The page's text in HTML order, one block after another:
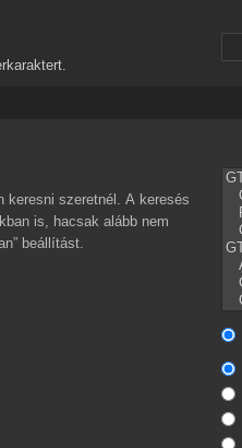
keresni szeretnél. A keresés
is, hacsak alább nem
beállítást.